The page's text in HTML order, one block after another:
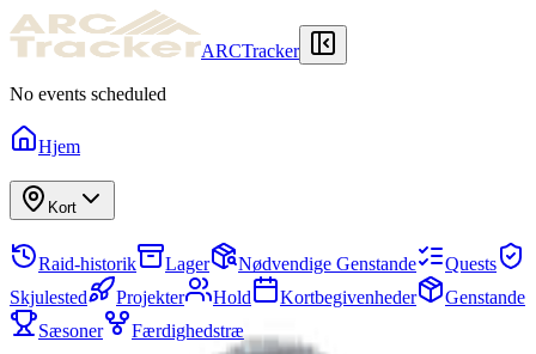
ARCTracker
No events scheduled
Hjem
Kort
Raid-historik Lager Nødvendige Genstande
Quests
Skjulested
Projekter Hold Kortbegivenheder
Genstande
Sæsoner
Færdighedstræ